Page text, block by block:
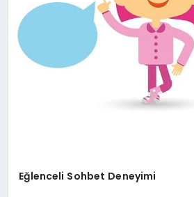
YAŞAM
Eğlenceli Sohbet Deneyimi